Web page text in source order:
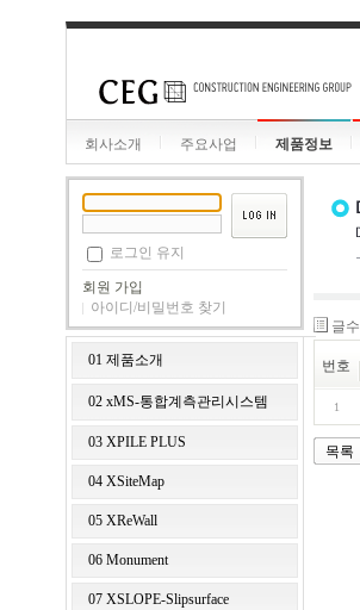
회사소개 주요사업 제품정보
로그인 유지
회원 가입
아이디/비밀번호 찾기
01 제품소개
02 xMS-통합계측관리시스템
03 XPILE PLUS
04 XSiteMap
05 XReWall
06 Monument
07 XSLOPE-Slipsurface
글수
번호
1
목록